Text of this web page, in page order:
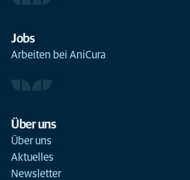
Jobs
Arbeiten bei AniCura
Über uns
Über uns
Aktuelles
Newsletter